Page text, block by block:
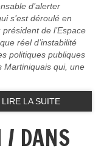
d’alerter
s’est déroulé en
de l’Espace
réel d’instabilité
politiques publiques
qui, une
LIRE LA SUITE
/ DANS